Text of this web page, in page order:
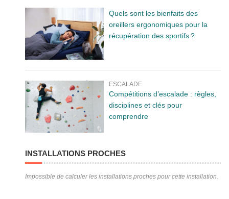
Quels sont les bienfaits des
oreillers ergonomiques pour la
récupération des sportifs ?
ESCALADE
Compétitions d’escalade : règles,
disciplines et clés pour
comprendre
INSTALLATIONS PROCHES
Impossible de calculer les installations proches pour cette installation.